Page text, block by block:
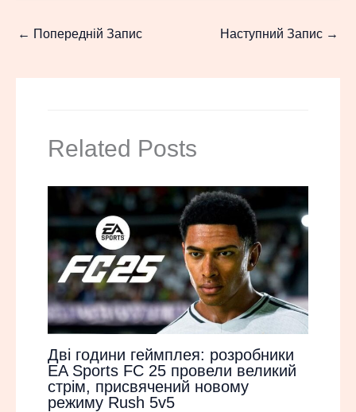
← Попередній Запис Наступний Запис →
Related Posts
Дві години геймплея: розробники
EA Sports FC 25 провели великий
стрім, присвячений новому
режиму Rush 5v5